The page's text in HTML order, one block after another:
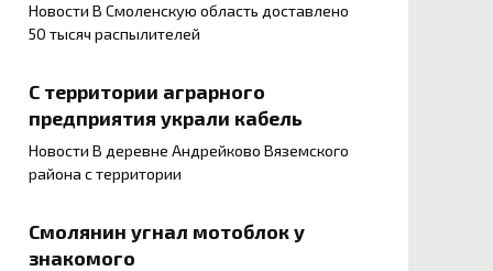
Новости В Смоленскую область доставлено
50 тысяч распылителей
С территории аграрного
предприятия украли кабель
Новости В деревне Андрейково Вяземского
района с территории
Смолянин угнал мотоблок у
знакомого